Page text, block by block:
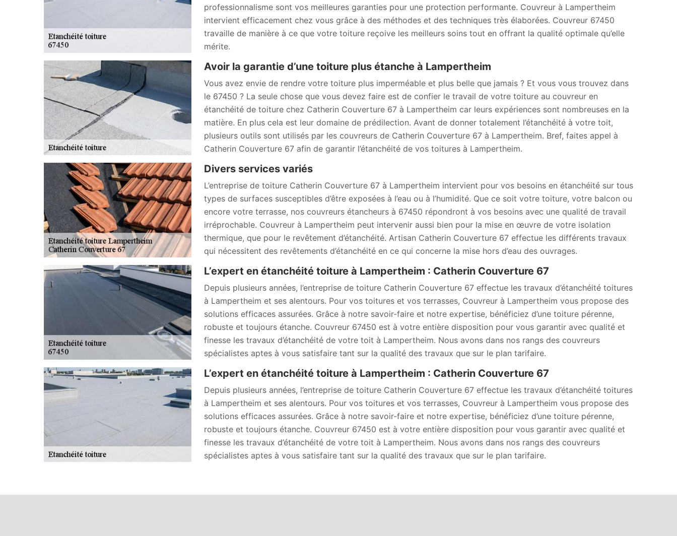
professionnalisme sont vos meilleures garanties pour une protection performante. Couvreur à Lampertheim
intervient efficacement chez vous grâce à des méthodes et des techniques très élaborées. Couvreur 67450
travaille de manière à ce que votre toiture reçoive les meilleurs soins tout en offrant la qualité optimale qu’elle
mérite.
Avoir la garantie d’une toiture plus étanche à Lampertheim
Vous avez envie de rendre votre toiture plus imperméable et plus belle que jamais ? Et vous vous trouvez dans
le 67450 ? La seule chose que vous devez faire est de confier le travail de votre toiture au couvreur en
étanchéité de toiture chez Catherin Couverture 67 à Lampertheim car leurs expériences sont nombreuses en la
matière. En plus cela est leur domaine de prédilection. Avant de donner totalement l’étanchéité à votre toit,
plusieurs outils sont utilisés par les couvreurs de Catherin Couverture 67 à Lampertheim. Bref, faites appel à
Catherin Couverture 67 afin de garantir l’étanchéité de vos toitures à Lampertheim.
Divers services variés
L’entreprise de toiture Catherin Couverture 67 à Lampertheim intervient pour vos besoins en étanchéité sur tous
types de surfaces susceptibles d’être exposées à l’eau ou à l’humidité. Que ce soit votre toiture, votre balcon ou
encore votre terrasse, nos couvreurs étancheurs à 67450 répondront à vos besoins avec une qualité de travail
irréprochable. Couvreur à Lampertheim peut intervenir aussi bien pour la mise en œuvre de votre isolation
thermique, que pour le revêtement d’étanchéité. Artisan Catherin Couverture 67 effectue les différents travaux
qui nécessitent des revêtements d’étanchéité en ce qui concerne la mise hors d’eau des ouvrages.
L’expert en étanchéité toiture à Lampertheim : Catherin Couverture 67
Depuis plusieurs années, l’entreprise de toiture Catherin Couverture 67 effectue les travaux d’étanchéité toitures
à Lampertheim et ses alentours. Pour vos toitures et vos terrasses, Couvreur à Lampertheim vous propose des
solutions efficaces assurées. Grâce à notre savoir-faire et notre expertise, bénéficiez d’une toiture pérenne,
robuste et toujours étanche. Couvreur 67450 est à votre entière disposition pour vous garantir avec qualité et
finesse les travaux d’étanchéité de votre toit à Lampertheim. Nous avons dans nos rangs des couvreurs
spécialistes aptes à vous satisfaire tant sur la qualité des travaux que sur le plan tarifaire.
L’expert en étanchéité toiture à Lampertheim : Catherin Couverture 67
Depuis plusieurs années, l’entreprise de toiture Catherin Couverture 67 effectue les travaux d’étanchéité toitures
à Lampertheim et ses alentours. Pour vos toitures et vos terrasses, Couvreur à Lampertheim vous propose des
solutions efficaces assurées. Grâce à notre savoir-faire et notre expertise, bénéficiez d’une toiture pérenne,
robuste et toujours étanche. Couvreur 67450 est à votre entière disposition pour vous garantir avec qualité et
finesse les travaux d’étanchéité de votre toit à Lampertheim. Nous avons dans nos rangs des couvreurs
spécialistes aptes à vous satisfaire tant sur la qualité des travaux que sur le plan tarifaire.